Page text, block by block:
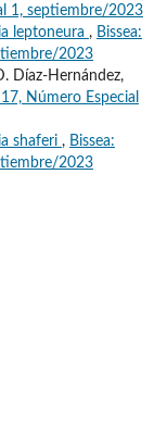
1, septiembre/2023
leptoneura , Bissea:
2023
Díaz-Hernández,
Número Especial
shaferi , Bissea:
2023